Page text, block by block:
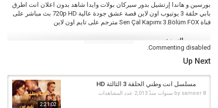
بورسين و هاندا إرتشيل بدور سيركان بولات وايدا شاهد بدون اعلان انت اطرق
بابي حلقة 3 يوتيوب اون لاين قصة عشق جودة عالية 720p HD بث مباشر على
قناة Sen Çal Kapımı 3.Bölüm FOX مترجم على تايم اون لاين
التصنيف
مسلسل انت اطرق بابي مترجم للعربية كامل
الكلمات الدلالية
انت اطرق بابي الحلقة 3 مترجم
, انت اطرق بابي الحلقة 3 مترجم كاملة , انت
اطرق بابي حلقة 3 مترجم كاملة
اعلان انت اطرق بابي الحلقة 3 مترجم ,
Sen
Commenting disabled.
Up Next
2:21:02
مسلسل انت وطني الحلقة 3 الثالثة HD
by sameer 8 سنوات منذُ 2,013 عدد المشاهدات